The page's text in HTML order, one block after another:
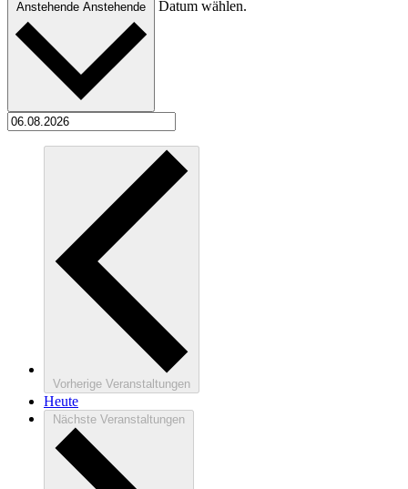
Anstehende Anstehende Datum wählen.
Vorherige Veranstaltungen
Heute
Nächste Veranstaltungen